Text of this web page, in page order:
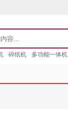
碎纸机 多功能一体机